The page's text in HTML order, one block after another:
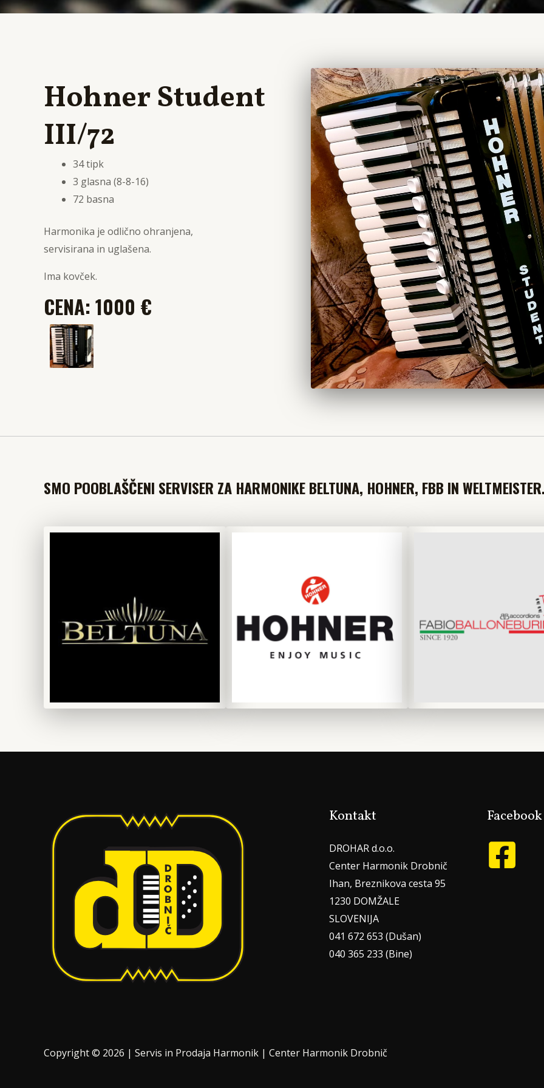
Hohner Student
III/72
34 tipk
3 glasna (8-8-16)
72 basna
Harmonika je odlično ohranjena,
servisirana in uglašena.
Ima kovček.
CENA: 1000 €
SMO POOBLAŠČENI SERVISER ZA HARMONIKE BELTUNA, HOHNER, FBB IN
Kontakt
DROHAR d.o.o.
Center Harmonik Drobnič
Ihan, Breznikova cesta 95
1230 DOMŽALE
SLOVENIJA
041 672 653 (Dušan)
040 365 233 (Bine)
Facebook
Copyright © 2026 | Servis in Prodaja Harmonik | Center Harmonik Drobnič